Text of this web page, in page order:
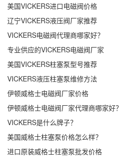
美国VICKERS进口电磁阀价格
辽宁VICKERS液压阀厂家推荐
VICKERS电磁阀代理商哪家好？
专业供应的VICKERS电磁阀厂家
美国VICKERS柱塞泵型号推荐
VICKERS液压柱塞泵维修方法
伊顿威格士电磁阀厂家价格
伊顿威格士电磁阀厂家代理商哪家好？
VICKERS是什么牌子？
美国威格士柱塞泵价格怎么样？
进口原装威格士柱塞泵批发价格